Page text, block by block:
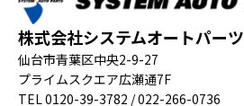
株式会社システムオートパーツ
仙台市青葉区中央2-9-27
プライムスクエア広瀬通7F
TEL 0120-39-3782 / 022-266-0736